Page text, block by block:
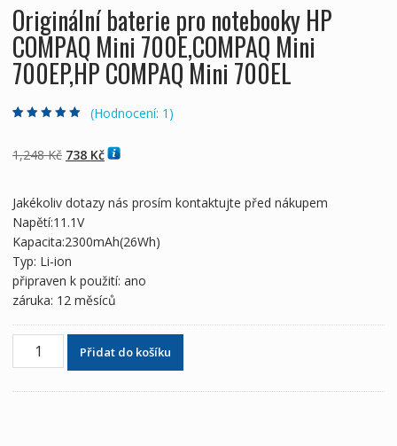
Originální baterie pro notebooky HP
COMPAQ Mini 700E,COMPAQ Mini
700EP,HP COMPAQ Mini 700EL
hodnocení
zákazníka
(Hodnocení: 1 )
1,248Kč Původní
1,248 Kč
738 KčAktuální
738 Kč
Jakékoliv dotazy nás prosím kontaktujte před nákupem
Napětí:11.1V
Kapacita:2300mAh(26Wh)
Typ: Li-ion
připraven k použití: ano
záruka: 12 měsíců
Originální
Přidat do košíku